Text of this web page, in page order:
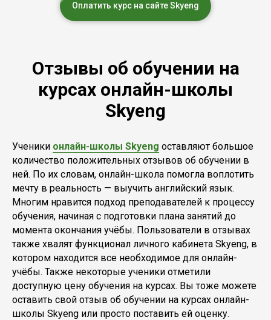
Оплатить курс на сайте Skyeng
Отзывы об обучении на
курсах онлайн-школы
Skyeng
Ученики онлайн-школы Skyeng оставляют большое
количество положительных отзывов об обучении в
ней. По их словам, онлайн-школа помогла воплотить
мечту в реальность — выучить английский язык.
Многим нравится подход преподавателей к процессу
обучения, начиная с подготовки плана занятий до
момента окончания учёбы. Пользователи в отзывах
также хвалят функционал личного кабинета Skyeng, в
котором находится все необходимое для онлайн-
учёбы. Также некоторые ученики отметили
доступную цену обучения на курсах. Вы тоже можете
оставить свой отзыв об обучении на курсах онлайн-
школы Skyeng или просто поставить ей оценку.